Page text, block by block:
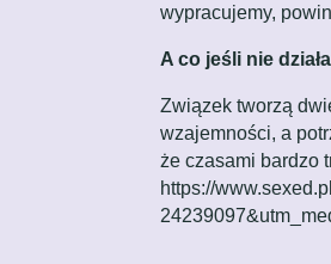
wypracujemy,
A co jeśli nie
Związek tworzą
wzajemności, a
że czasami bardzo
https://